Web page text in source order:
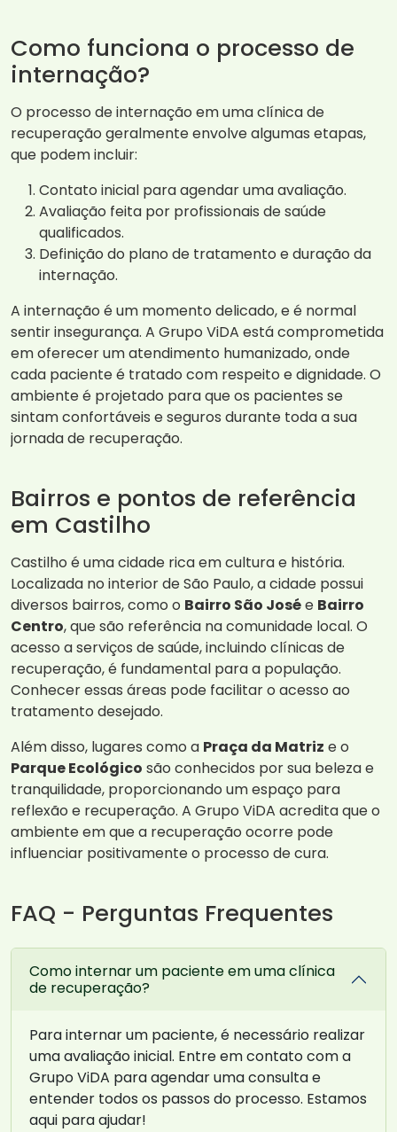
Como funciona o processo de
internação?
O processo de internação em uma clínica de
recuperação geralmente envolve algumas etapas,
que podem incluir:
Contato inicial para agendar uma avaliação.
Avaliação feita por profissionais de saúde
qualificados.
Definição do plano de tratamento e duração da
internação.
A internação é um momento delicado, e é normal
sentir insegurança. A Grupo ViDA está comprometida
em oferecer um atendimento humanizado, onde
cada paciente é tratado com respeito e dignidade. O
ambiente é projetado para que os pacientes se
sintam confortáveis e seguros durante toda a sua
jornada de recuperação.
Bairros e pontos de referência
em Castilho
Castilho é uma cidade rica em cultura e história.
Localizada no interior de São Paulo, a cidade possui
diversos bairros, como o Bairro São Josée Bairro
Centro, que são referência na comunidade local. O
acesso a serviços de saúde, incluindo clínicas de
recuperação, é fundamental para a população.
Conhecer essas áreas pode facilitar o acesso ao
tratamento desejado.
Além disso, lugares como a Praça da Matriz e o
Parque Ecológico são conhecidos por sua beleza e
tranquilidade, proporcionando um espaço para
reflexão e recuperação. A Grupo ViDA acredita que o
ambiente em que a recuperação ocorre pode
influenciar positivamente o processo de cura.
FAQ - Perguntas Frequentes
Como internar um paciente em uma clínica
de recuperação?
Para internar um paciente, é necessário realizar
uma avaliação inicial. Entre em contato com a
Grupo ViDA para agendar uma consulta e
entender todos os passos do processo. Estamos
aqui para ajudar!